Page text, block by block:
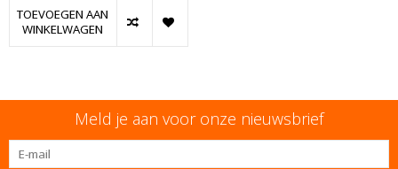
TOEVOEGEN AAN
WINKELWAGEN
Meld je aan voor onze nieuwsbrief